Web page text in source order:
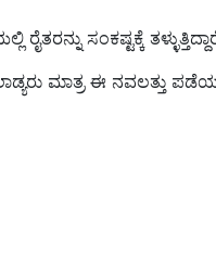
ಸಂಕಷ್ಟಕ್ಕೆ ತಳ್ಳುತ್ತಿದ್ದಾರೆ.
ಮಾತ್ರ ಈ ನವಲತ್ತು